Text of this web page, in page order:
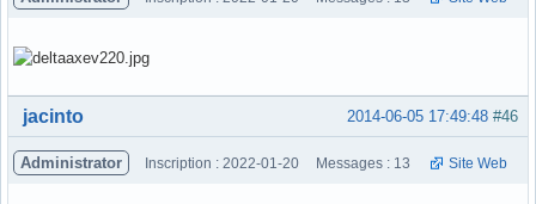
Hors ligne #46
2014-06-05 17:49:48
jacinto
Administrator Inscription : 2022-01-20 Messages : 13 Site Web